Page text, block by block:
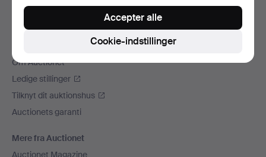
Om Auctionet
Ledige stillinger
Tilknyt dit auktionshus
Auctionets garanti
Mere fra Auctionet
Auctionet Magazine
Cookie-indstillinger
Accepter alle